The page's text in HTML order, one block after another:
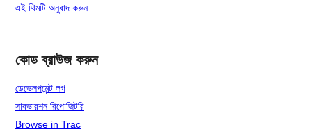
এই থিমটি অনুবাদ করুন
কোড ব্রাউজ করুন
ডেভেলপমেন্ট লগ
সাবভারশন রিপোজিটরি
Browse in Trac